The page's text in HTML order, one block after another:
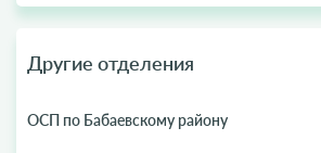
Другие отделения
ОСП по Бабаевскому району